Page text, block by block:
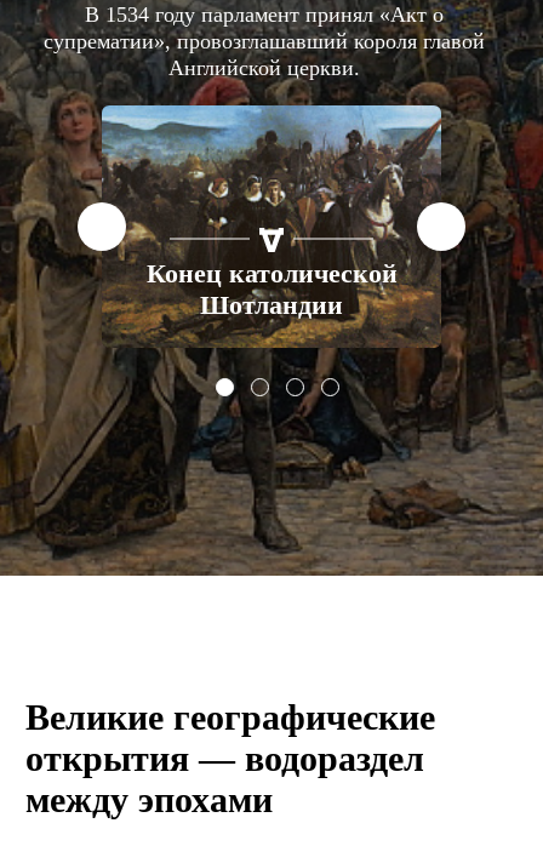
В 1534 году парламент принял «Акт о
супрематии», провозглашавший короля главой
Английской церкви.
СТАТЬИ ЕВРОПА XVI ВЕК
Конец католической
Шотландии
Великие географические
открытия — водораздел
между эпохами